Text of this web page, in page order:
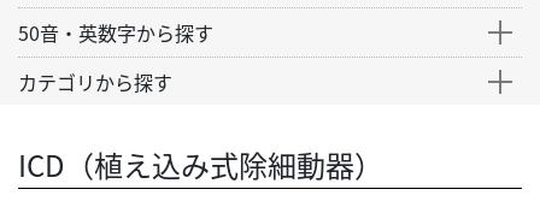
50音・英数字から探す
カテゴリから探す
ICD（植え込み式除細動器）